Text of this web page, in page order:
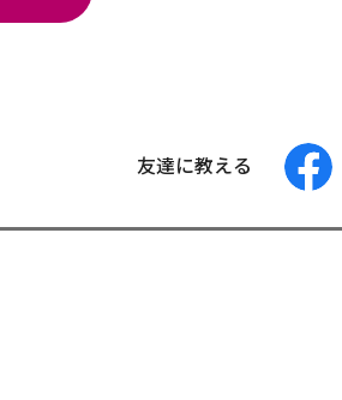
友達に教える